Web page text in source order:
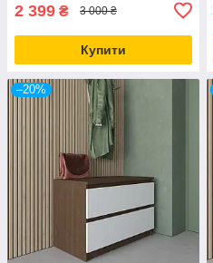
2 399 ₴ 3 000 ₴
Купити
–20%